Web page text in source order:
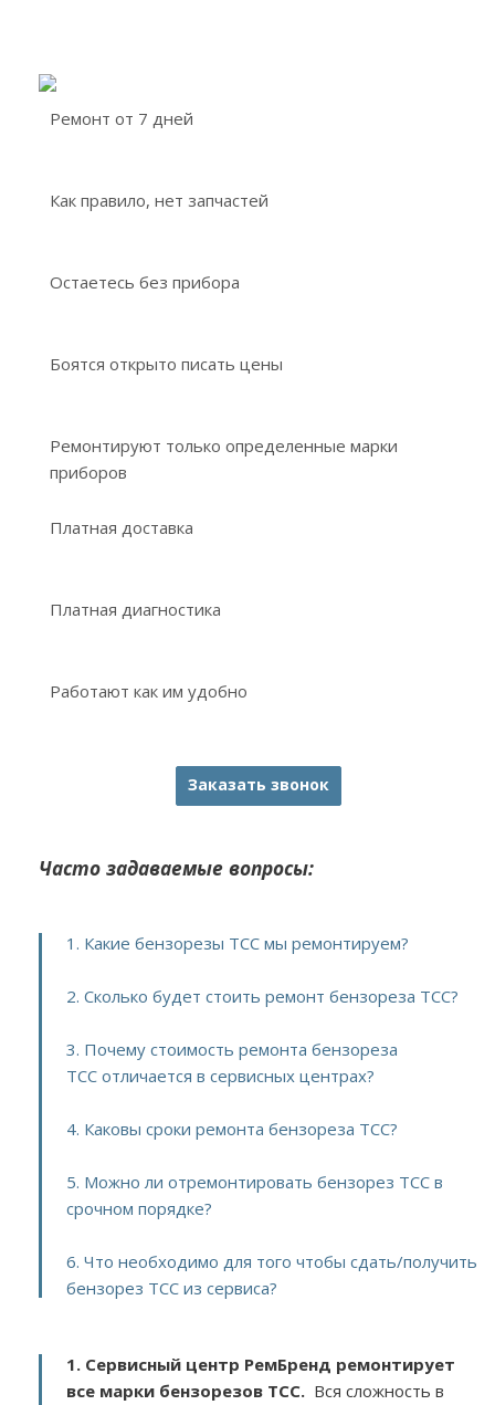
Ремонт от 7 дней
Как правило, нет запчастей
Остаетесь без прибора
Боятся открыто писать цены
Ремонтируют только определенные марки
приборов
Платная доставка
Платная диагностика
Работают как им удобно
Заказать звонок
Часто задаваемые вопросы:
1. Какие бензорезы TCC мы ремонтируем?
2. Сколько будет стоить ремонт бензореза TCC?
3. Почему стоимость ремонта бензореза
TCC отличается в сервисных центрах?
4. Каковы сроки ремонта бензореза TCC?
5. Можно ли отремонтировать бензорез TCC в
срочном порядке?
6. Что необходимо для того чтобы сдать/получить
бензорез TCC из сервиса?
1. Сервисный центр РемБренд ремонтирует
все марки бензорезов TCC. Вся сложность в